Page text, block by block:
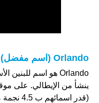
Orlando (اسم مفضل)